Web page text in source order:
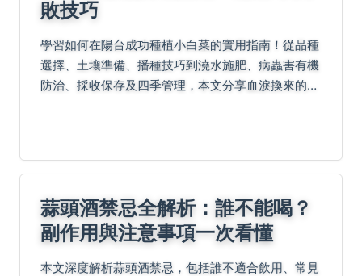
敗技巧
學習如何在陽台成功種植小白菜的實用指南！從品種
選擇、土壤準備、播種技巧到澆水施肥、病蟲害有機
防治、採收保存及四季管理，本文分享血淚換來的零
蒜頭酒禁忌全解析：誰不能喝？
副作用與注意事項一次看懂
本文深度解析蒜頭酒禁忌，包括誰不適合飲用、常見